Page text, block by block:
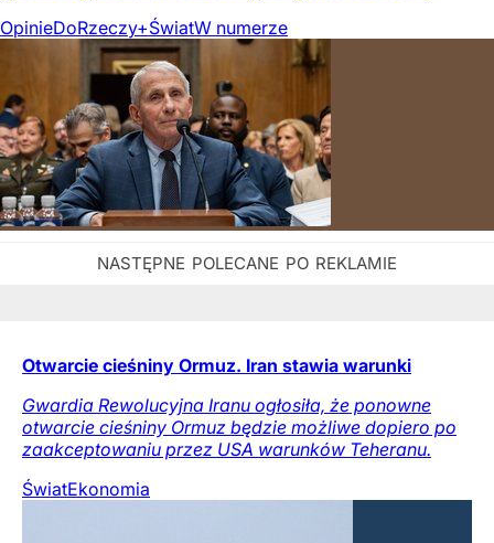
OpinieDoRzeczy+ŚwiatW numerze
Otwarcie cieśniny Ormuz. Iran stawia warunki
Gwardia Rewolucyjna Iranu ogłosiła, że ponowne
otwarcie cieśniny Ormuz będzie możliwe dopiero po
zaakceptowaniu przez USA warunków Teheranu.
ŚwiatEkonomia